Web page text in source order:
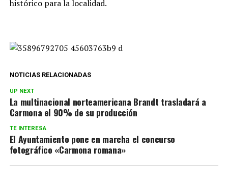
histórico para la localidad.
NOTICIAS RELACIONADAS
UP NEXT
La multinacional norteamericana Brandt trasladará a
Carmona el 90% de su producción
TE INTERESA
El Ayuntamiento pone en marcha el concurso
fotográfico «Carmona romana»